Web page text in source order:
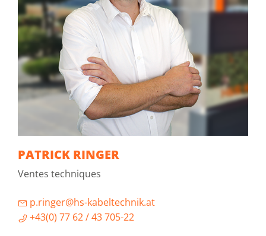
PATRICK RINGER
Ventes techniques
p.ringer@hs-kabeltechnik.at
+43(0) 77 62 / 43 705-22